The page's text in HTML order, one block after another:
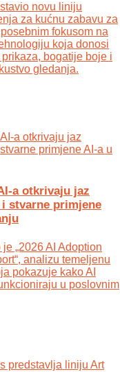
novu liniju
za kućnu zabavu za
fokusom na
koja donosi
bogatije boje i
gledanja.
a otkrivaju jaz
stvarne primjene
„2026 AI Adoption
analizu temeljenu
pokazuje kako AI
u poslovnim